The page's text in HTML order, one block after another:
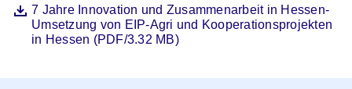
Datei7 Jahre Innovation und Zusammenarbeit in Hessen-
Umsetzung von EIP-Agri und Kooperationsprojekten
in Hessen (PDF/3.32 MB)
Öffnet sich in einem neuen Fenster